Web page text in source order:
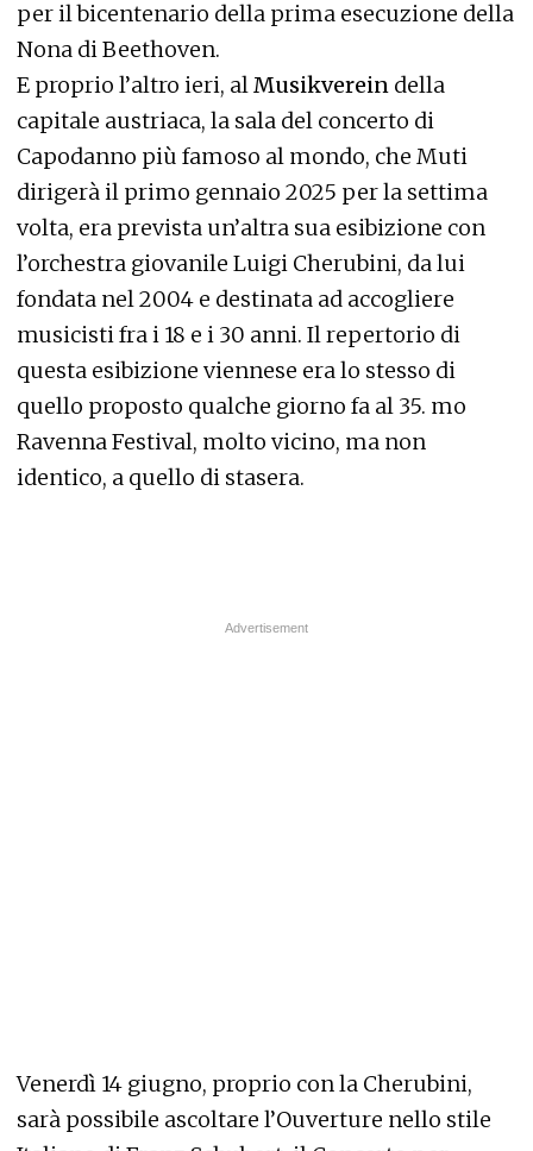
per il bicentenario della prima esecuzione della
Nona di Beethoven.
E proprio l’altro ieri, alMusikverein della
capitale austriaca, la sala del concerto di
Capodanno più famoso al mondo, che Muti
dirigerà il primo gennaio 2025 per la settima
volta, era prevista un’altra sua esibizione con
l’orchestra giovanile Luigi Cherubini, da lui
fondata nel 2004 e destinata ad accogliere
musicisti fra i 18 e i 30 anni. Il repertorio di
questa esibizione viennese era lo stesso di
quello proposto qualche giorno fa al 35. mo
Ravenna Festival, molto vicino, ma non
identico, a quello di stasera.
Venerdì 14 giugno, proprio con la Cherubini,
sarà possibile ascoltare l’Ouverture nello stile